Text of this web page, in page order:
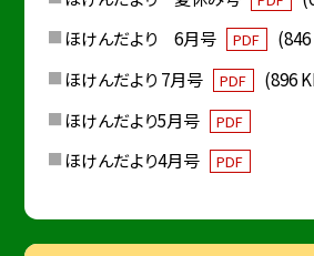
ほけんだより 6月号
PDF
ほけんだより 7月号
PDF
(896
ほけんだより5月号
PDF
ほけんだより4月号 PDF